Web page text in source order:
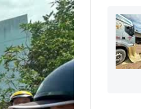
Chứng khoán
Bảo hiểm
Doanh nghiệp